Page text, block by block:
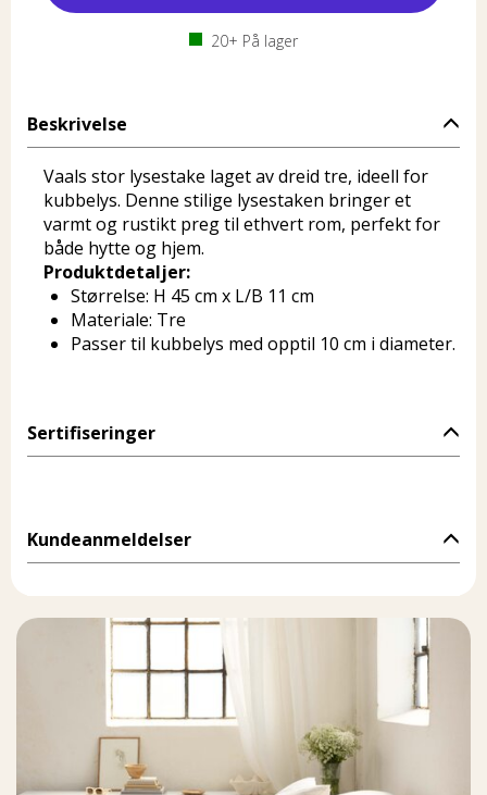
20+ På lager
Beskrivelse
Vaals stor lysestake laget av dreid tre, ideell for
kubbelys. Denne stilige lysestaken bringer et
varmt og rustikt preg til ethvert rom, perfekt for
både hytte og hjem.
Produktdetaljer:
Størrelse: H 45 cm x L/B 11 cm
Materiale: Tre
Passer til kubbelys med opptil 10 cm i diameter.
Sertifiseringer
Kundeanmeldelser